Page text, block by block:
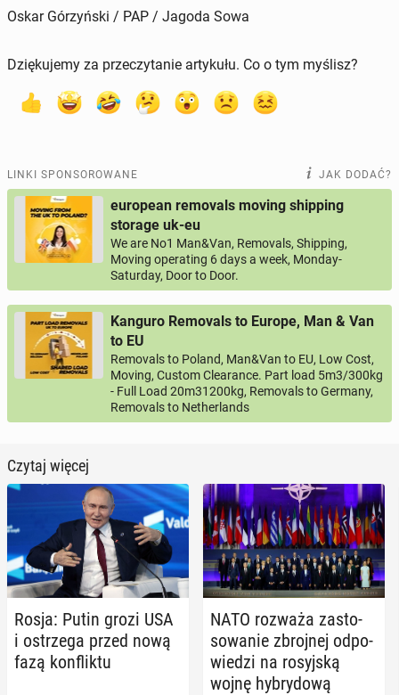
Oskar Górzyński / PAP / Jagoda Sowa
Dziękujemy za przeczytanie artykułu. Co o tym myślisz?
LINKI SPONSOROWANE JAK DODAĆ?
european removals moving shipping
storage uk-eu
We are No1 Man&Van, Removals, Shipping,
Moving operating 6 days a week, Monday-
Saturday, Door to Door.
Kanguro Removals to Europe, Man & Van
to EU
Removals to Poland, Man&Van to EU, Low Cost,
Moving, Custom Clearance. Part load 5m3/300kg
- Full Load 20m31200kg, Removals to Germany,
Removals to Netherlands
Czytaj więcej
Rosja: Putin grozi USA
i ostrze­ga przed nową
fazą kon­flik­tu
NATO rozważa za­sto­
so­wa­nie zbroj­nej od­po­
wie­dzi na ro­syj­ską
wojnę hy­bry­do­wą